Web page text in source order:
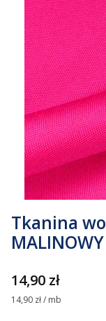
Tkanina
MALINOWY
Cena
14,90 zł
14,90 zł / mb